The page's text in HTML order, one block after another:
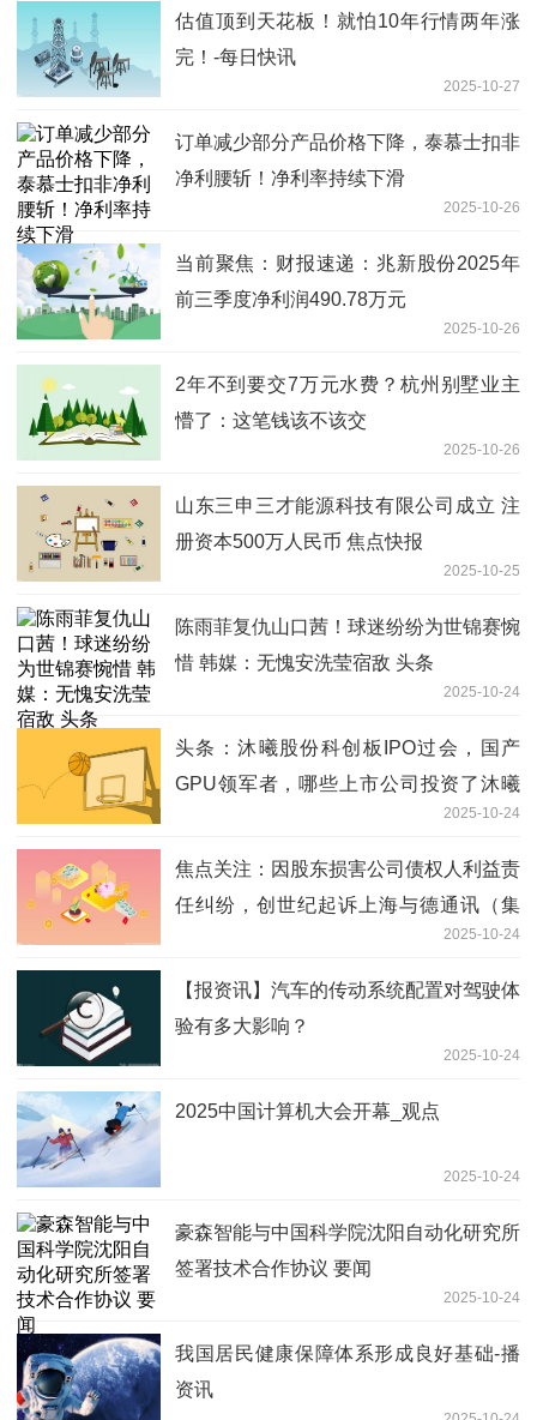
估值顶到天花板！就怕10年行情两年涨
完！-每日快讯
2025-10-27
订单减少部分产品价格下降，泰慕士扣非
净利腰斩！净利率持续下滑
2025-10-26
当前聚焦：财报速递：兆新股份2025年
前三季度净利润490.78万元
2025-10-26
2年不到要交7万元水费？杭州别墅业主
懵了：这笔钱该不该交
2025-10-26
山东三申三才能源科技有限公司成立 注
册资本500万人民币 焦点快报
2025-10-25
陈雨菲复仇山口茜！球迷纷纷为世锦赛惋
惜 韩媒：无愧安洗莹宿敌 头条
2025-10-24
头条：沐曦股份科创板IPO过会，国产
GPU领军者，哪些上市公司投资了沐曦
2025-10-24
焦点关注：因股东损害公司债权人利益责
任纠纷，创世纪起诉上海与德通讯（集
2025-10-24
【报资讯】汽车的传动系统配置对驾驶体
验有多大影响？
2025-10-24
2025中国计算机大会开幕_观点
2025-10-24
豪森智能与中国科学院沈阳自动化研究所
签署技术合作协议 要闻
2025-10-24
我国居民健康保障体系形成良好基础-播
资讯